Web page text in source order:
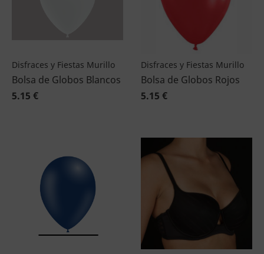
Disfraces y Fiestas Murillo
Bolsa de Globos Blancos
5.15 €
Disfraces y Fiestas Murillo
Bolsa de Globos Rojos
5.15 €